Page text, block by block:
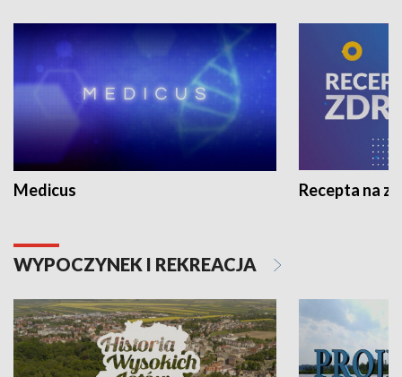
Medicus Recepta na
WYPOCZYNEK I REKREACJA